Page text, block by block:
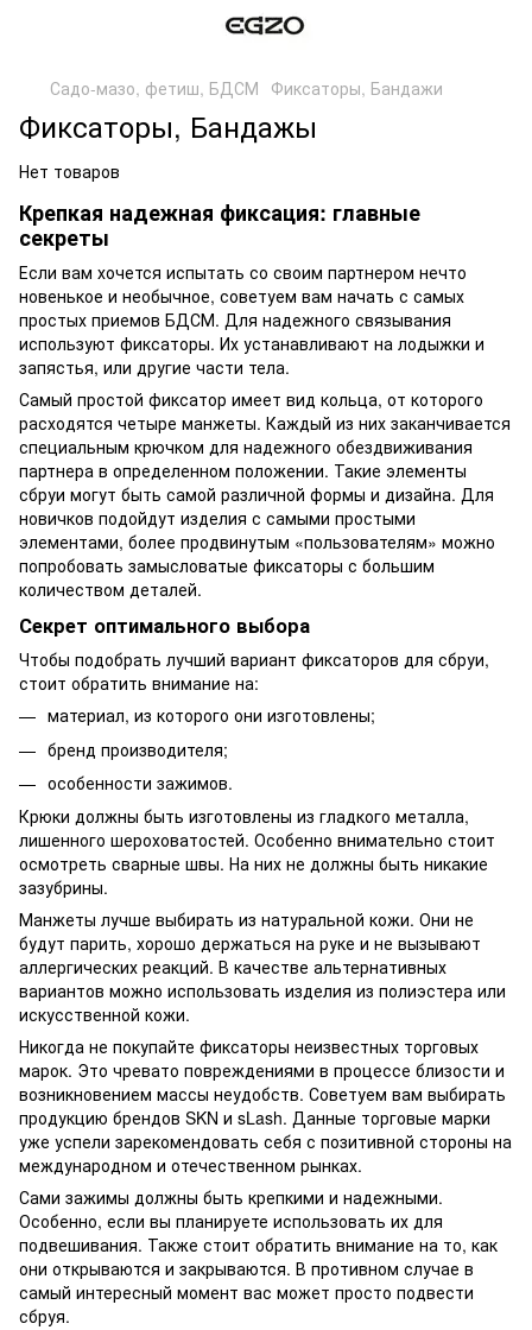
Садо-мазо, фетиш, БДСМ Фиксаторы, Бандажи
Фиксаторы, Бандажы
Нет товаров
Крепкая надежная фиксация: главные
секреты
Если вам хочется испытать со своим партнером нечто
новенькое и необычное, советуем вам начать с самых
простых приемов БДСМ. Для надежного связывания
используют фиксаторы. Их устанавливают на лодыжки и
запястья, или другие части тела.
Самый простой фиксатор имеет вид кольца, от которого
расходятся четыре манжеты. Каждый из них заканчивается
специальным крючком для надежного обездвиживания
партнера в определенном положении. Такие элементы
сбруи могут быть самой различной формы и дизайна. Для
новичков подойдут изделия с самыми простыми
элементами, более продвинутым «пользователям» можно
попробовать замысловатые фиксаторы с большим
количеством деталей.
Секрет оптимального выбора
Чтобы подобрать лучший вариант фиксаторов для сбруи,
стоит обратить внимание на:
материал, из которого они изготовлены;
бренд производителя;
особенности зажимов.
Крюки должны быть изготовлены из гладкого металла,
лишенного шероховатостей. Особенно внимательно стоит
осмотреть сварные швы. На них не должны быть никакие
зазубрины.
Манжеты лучше выбирать из натуральной кожи. Они не
будут парить, хорошо держаться на руке и не вызывают
аллергических реакций. В качестве альтернативных
вариантов можно использовать изделия из полиэстера или
искусственной кожи.
Никогда не покупайте фиксаторы неизвестных торговых
марок. Это чревато повреждениями в процессе близости и
возникновением массы неудобств. Советуем вам выбирать
продукцию брендов SKN и sLash. Данные торговые марки
уже успели зарекомендовать себя с позитивной стороны на
международном и отечественном рынках.
Сами зажимы должны быть крепкими и надежными.
Особенно, если вы планируете использовать их для
подвешивания. Также стоит обратить внимание на то, как
они открываются и закрываются. В противном случае в
самый интересный момент вас может просто подвести
сбруя.